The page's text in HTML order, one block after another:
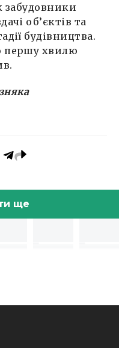
забудовники
об’єктів та
будівництва.
першу хвилю
ще